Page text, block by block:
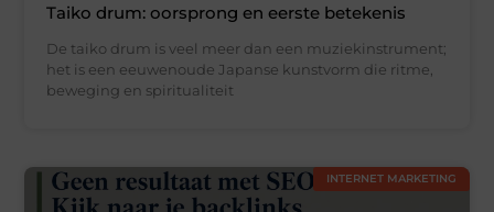
Taiko drum: oorsprong en eerste betekenis
De taiko drum is veel meer dan een muziekinstrument;
het is een eeuwenoude Japanse kunstvorm die ritme,
beweging en spiritualiteit
INTERNET MARKETING